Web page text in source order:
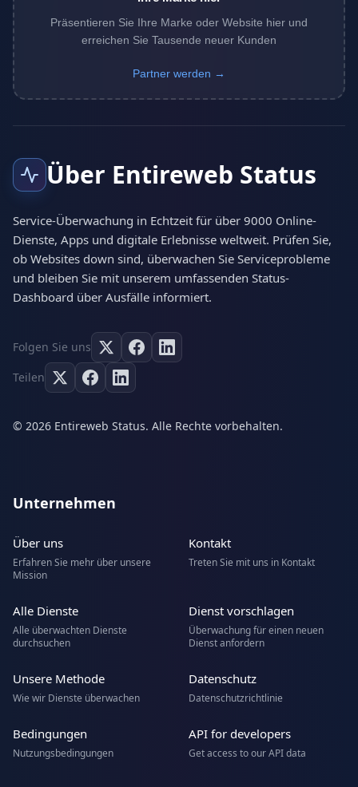
Präsentieren Sie Ihre Marke oder Website hier und
erreichen Sie Tausende neuer Kunden
Partner werden →
Über Entireweb Status
Service-Überwachung in Echtzeit für über 9000 Online-
Dienste, Apps und digitale Erlebnisse weltweit. Prüfen Sie,
ob Websites down sind, überwachen Sie Serviceprobleme
und bleiben Sie mit unserem umfassenden Status-
Dashboard über Ausfälle informiert.
Folgen Sie uns
Teilen
© 2026 Entireweb Status. Alle Rechte vorbehalten.
Unternehmen
Über uns
Erfahren Sie mehr über unsere
Mission
Kontakt
Treten Sie mit uns in Kontakt
Alle Dienste
Alle überwachten Dienste
durchsuchen
Dienst vorschlagen
Überwachung für einen neuen
Dienst anfordern
Unsere Methode
Wie wir Dienste überwachen
Datenschutz
Datenschutzrichtlinie
Bedingungen
Nutzungsbedingungen
API for developers
Get access to our API data